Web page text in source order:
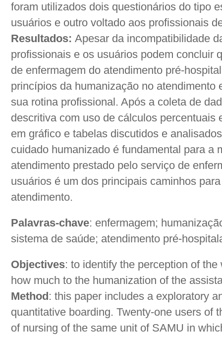
foram utilizados dois questionários do tipo
usuários e outro voltado aos profissionais
Resultados: Apesar da incompatibilidade
profissionais e os usuários podem concluir
de enfermagem do atendimento pré-
princípios da humanização no atendimento
sua rotina profissional. Após a coleta de
descritiva com uso de cálculos percentuais
em gráfico e tabelas discutidos e
cuidado humanizado é fundamental para a
atendimento prestado pelo serviço de
usuários é um dos principais caminhos
atendimento.
Palavras-chave: enfermagem;
sistema de saúde; atendimento pré-
Objectives: to identify the perception of
how much to the humanization of the
Method: this paper includes a exploratory
quantitative boarding. Twenty-one users of
of nursing of the same unit of SAMU in